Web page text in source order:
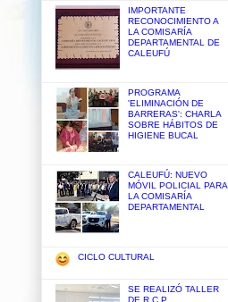
IMPORTANTE
RECONOCIMIENTO A
LA COMISARÍA
DEPARTAMENTAL DE
CALEUFÚ
PROGRAMA
'ELIMINACIÓN DE
BARRERAS': CHARLA
SOBRE HÁBITOS DE
HIGIENE BUCAL
CALEUFÚ: NUEVO
MÓVIL POLICIAL PARA
LA COMISARÍA
DEPARTAMENTAL
CICLO CULTURAL
SE REALIZÓ TALLER
DE R.C.P.